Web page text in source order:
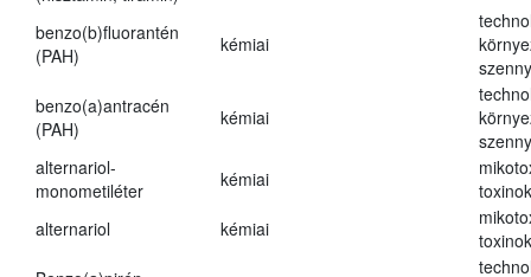
benzo(b)fluorantén
(PAH)
kémiai
benzo(a)antracén
(PAH)
kémiai
alternariol-
monometiléter
kémiai
toxinok
alternariol
kémiai
toxinok